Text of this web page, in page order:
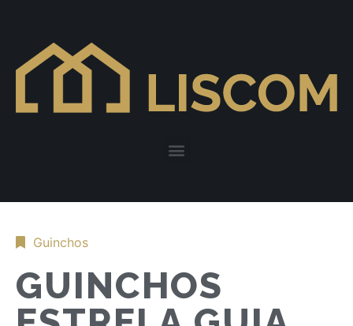
Guinchos
GUINCHOS